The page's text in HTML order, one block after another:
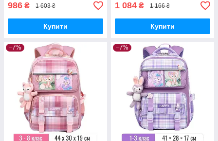
986 ₴ 1 603 ₴
Купити
1 084 ₴ 1 166 ₴
Купити
–7% –7%